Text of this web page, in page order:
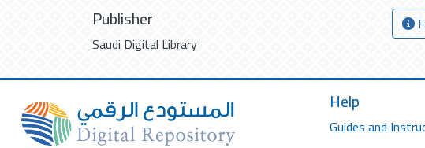
Publisher
Saudi Digital Library
Help
Guides and